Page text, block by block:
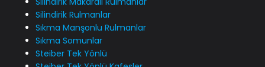
Silindirik Rulmanlar
Sıkma Manşonlu Rulmanlar
Sıkma Somunlar
Steiber Tek Yönlü